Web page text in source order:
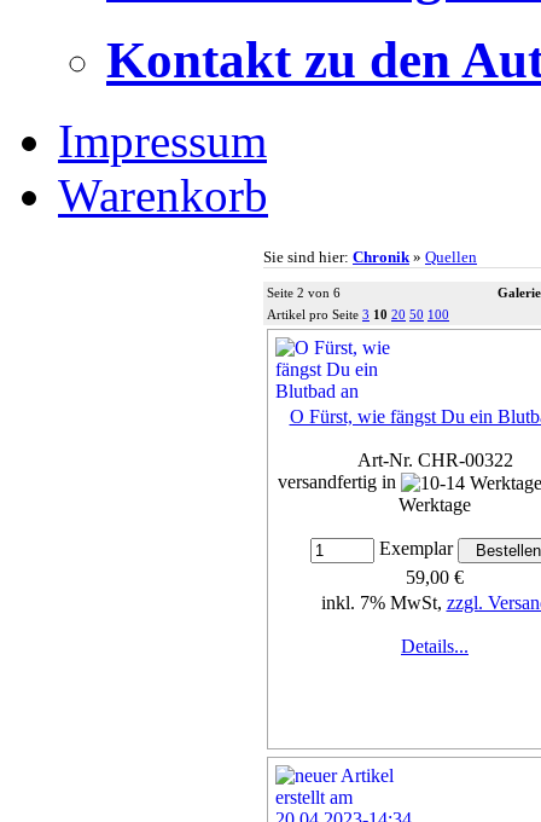
Kontakt zu den
Impressum
Warenkorb
Sie sind hier: Chronik » Quellen
Seite 2 von 6
Artikel pro Seite 3 10 20 50 100
O Fürst, wie fängst Du ein
Art-Nr. CHR-00322
versandfertig in
Werktage
Exemplar
59,00 €
inkl. 7% MwSt, zzgl.
Details...